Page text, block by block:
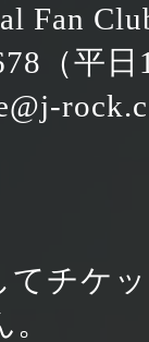
Fan
（平
てチケ